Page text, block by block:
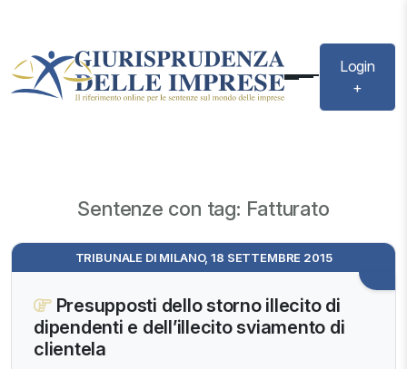
Login
+
Sentenze con tag: Fatturato
TRIBUNALE DI MILANO, 18 SETTEMBRE 2015
Presupposti dello storno illecito di
dipendenti e dell’illecito sviamento di
clientela